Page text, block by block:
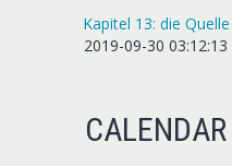
Kapitel 13: die Quelle
2019-09-30 03:12:13
CALENDAR